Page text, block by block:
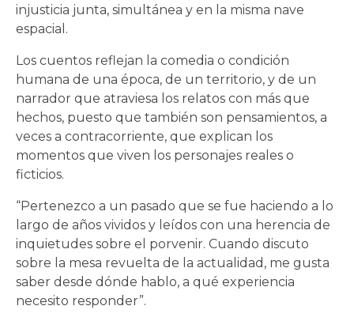
injusticia junta, simultánea y en la misma nave
espacial.
Los cuentos reflejan la comedia o condición
humana de una época, de un territorio, y de un
narrador que atraviesa los relatos con más que
hechos, puesto que también son pensamientos, a
veces a contracorriente, que explican los
momentos que viven los personajes reales o
ficticios.
“Pertenezco a un pasado que se fue haciendo a lo
largo de años vividos y leídos con una herencia de
inquietudes sobre el porvenir. Cuando discuto
sobre la mesa revuelta de la actualidad, me gusta
saber desde dónde hablo, a qué experiencia
necesito responder”.